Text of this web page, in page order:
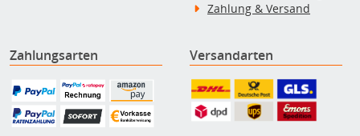
Zahlung & Versand
Zahlungsarten Versandarten